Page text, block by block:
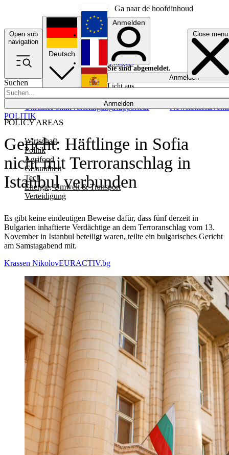
Ga naar de hoofdinhoud
Open sub
navigation
Close menu
Suchen
Anmelden
POLICY AREAS
Wirtschaft
Politik
Agrifood
Gesundheit
Tech
Energie, Umwelt & Transport
Verteidigung
UkrainePolitikVerteidigungRapporteur NewslettersEvents
Deutsch
English
Français
Anmelden
Sie sind abgemeldet.
Anmelden
Licht aus
Gericht: Häftlinge in Sofia
nicht mit Terroranschlag in
Istanbul verbunden
Es gibt keine eindeutigen Beweise dafür, dass fünf derzeit in
Bulgarien inhaftierte Verdächtige an dem Terroranschlag vom 13.
November in Istanbul beteiligt waren, teilte ein bulgarisches Gericht
am Samstagabend mit.
POLITIK
Krassen NikolovEURACTIV.bg